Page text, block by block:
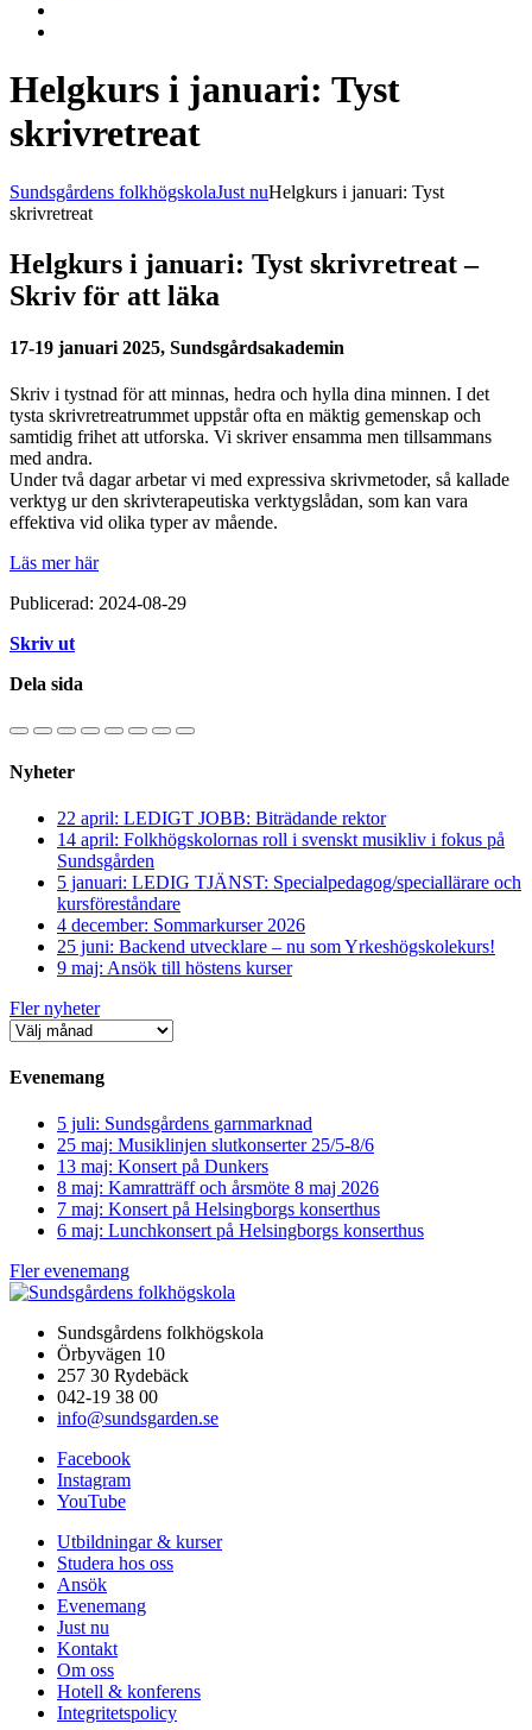
Helgkurs i januari: Tyst
skrivretreat
Sundsgårdens folkhögskolaJust nuHelgkurs i januari: Tyst
skrivretreat
Helgkurs i januari: Tyst skrivretreat –
Skriv för att läka
17-19 januari 2025, Sundsgårdsakademin
Skriv i tystnad för att minnas, hedra och hylla dina minnen. I det
tysta skrivretreatrummet uppstår ofta en mäktig gemenskap och
samtidig frihet att utforska. Vi skriver ensamma men tillsammans
med andra.
Under två dagar arbetar vi med expressiva skrivmetoder, så kallade
verktyg ur den skrivterapeutiska verktygslådan, som kan vara
effektiva vid olika typer av mående.
Läs mer här
Publicerad: 2024-08-29
Skriv ut
Dela sida
Nyheter
22 april: LEDIGT JOBB: Biträdande rektor
14 april: Folkhögskolornas roll i svenskt musikliv i fokus på
Sundsgården
5 januari: LEDIG TJÄNST: Specialpedagog/speciallärare och
kursföreståndare
4 december: Sommarkurser 2026
25 juni: Backend utvecklare – nu som Yrkeshögskolekurs!
9 maj: Ansök till höstens kurser
Fler nyheter
Evenemang
5 juli: Sundsgårdens garnmarknad
25 maj: Musiklinjen slutkonserter 25/5-8/6
13 maj: Konsert på Dunkers
8 maj: Kamratträff och årsmöte 8 maj 2026
7 maj: Konsert på Helsingborgs konserthus
6 maj: Lunchkonsert på Helsingborgs konserthus
Fler evenemang
Sundsgårdens folkhögskola
Örbyvägen 10
257 30 Rydebäck
042-19 38 00
info@sundsgarden.se
Facebook
Instagram
YouTube
Utbildningar & kurser
Studera hos oss
Ansök
Evenemang
Just nu
Kontakt
Om oss
Hotell & konferens
Integritetspolicy